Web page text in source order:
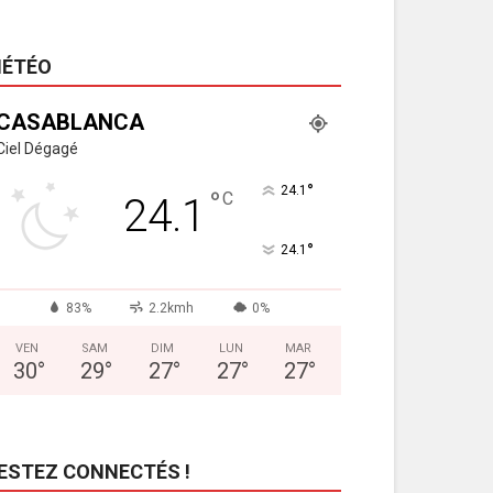
Dégagé
24.1 °C 24.1 °
24.1 °
83% 2.2kmh 0%
VEN
30°
SAM
29°
DIM
27°
LUN
27°
MAR
27°
CONNECTÉS !